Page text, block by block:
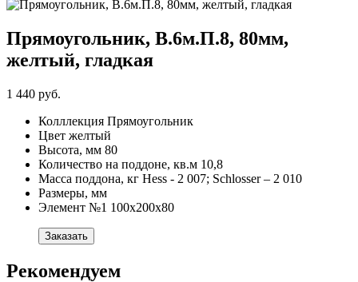
Прямоугольник, В.6м.П.8, 80мм,
желтый, гладкая
1 440 руб.
Колллекция Прямоугольник
Цвет желтый
Высота, мм 80
Количество на поддоне, кв.м 10,8
Масса поддона, кг Hess - 2 007; Schlosser – 2 010
Размеры, мм
Элемент №1 100х200х80
Заказать
Рекомендуем